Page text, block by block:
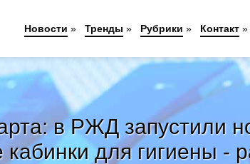
в РЖД запустили
для гигиены -
Новости » Тренды » Рубрики » Контакт »